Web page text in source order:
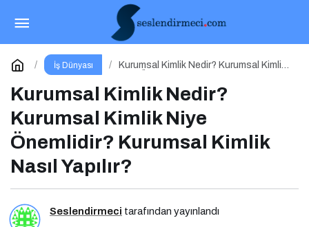
İş Dünyası
Kurumsal Kimlik Nedir? Kurumsal Kimlik
Yapılır?
Kurumsal Kimlik Nedir?
Kurumsal Kimlik Niye
Önemlidir? Kurumsal Kimlik
Nasıl Yapılır?
Seslendirmeci tarafından yayınlandı
Kişisel Markalaşma Nedir? Niye Önemlidir?
Kişisel Markalaşma Nasıl Uygulanır?
Yorum Yap